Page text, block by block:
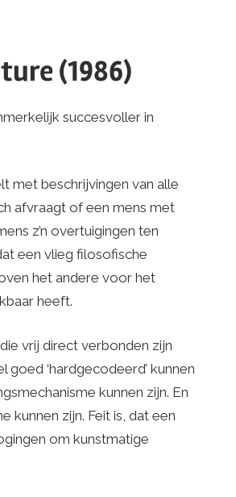
(1986)
succesvoller in
met beschrijvingen van alle
afvraagt of een mens met
z’n overtuigingen ten
een vlieg filosofische
het andere voor het
heeft.
vrij direct verbonden zijn
‘hardgecodeerd’ kunnen
kunnen zijn. En
kunnen zijn. Feit is, dat een
om kunstmatige